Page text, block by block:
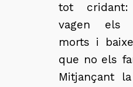
tot
vagen els
morts i
que no els
Mitjançant